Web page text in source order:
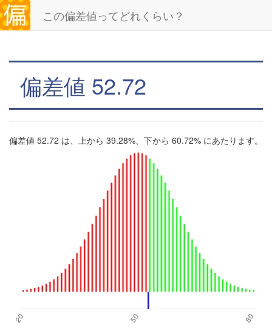
この偏差値ってどれくらい？
偏差値 52.72
偏差値 52.72 は、上から 39.28%、下から 60.72% にあたります。